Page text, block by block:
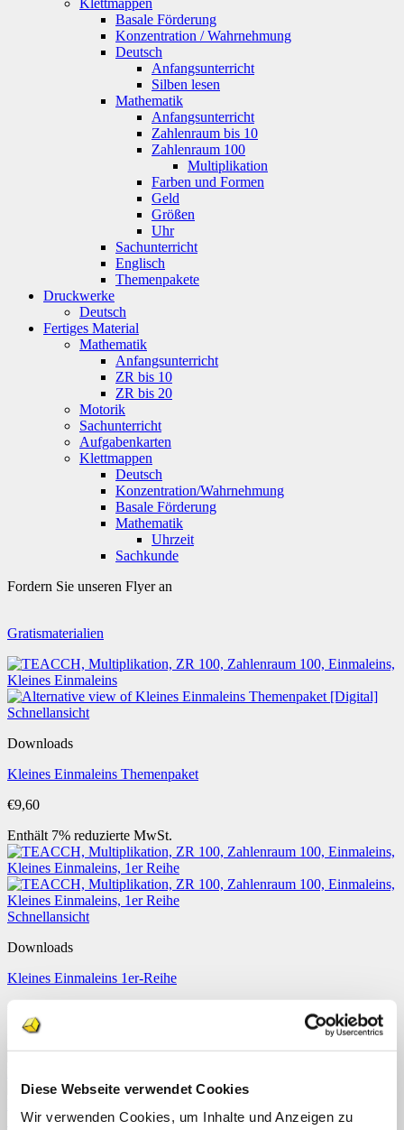
Diese Webseite verwendet Cookies
Wir verwenden Cookies, um Inhalte und Anzeigen zu
Klettmappen
Basale Förderung
Konzentration / Wahrnehmung
Deutsch
Anfangsunterricht
Silben lesen
Mathematik
Anfangsunterricht
Zahlenraum bis 10
Zahlenraum 100
Multiplikation
Farben und Formen
Geld
Größen
Uhr
Sachunterricht
Englisch
Themenpakete
Druckwerke
Deutsch
Fertiges Material
Mathematik
Anfangsunterricht
ZR bis 10
ZR bis 20
Motorik
Sachunterricht
Aufgabenkarten
Klettmappen
Deutsch
Konzentration/Wahrnehmung
Basale Förderung
Mathematik
Uhrzeit
Sachkunde
Fordern Sie unseren Flyer an
Gratismaterialien
Schnellansicht
Downloads
Kleines Einmaleins Themenpaket
€9,60
Enthält 7% reduzierte MwSt.
Schnellansicht
Downloads
Kleines Einmaleins 1er-Reihe
Enthält 7% reduzierte MwSt.
Schnellansicht